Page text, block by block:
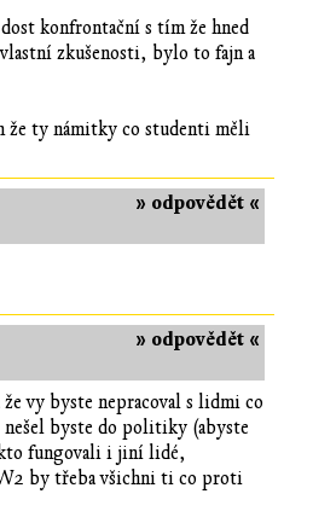
konfrontační s tím že hned
zkušenosti, bylo to fajn a
že ty námitky co studenti měli
» odpovědět «
» odpovědět «
vy byste nepracoval s lidmi co
byste do politiky (abyste
fungovali i jiní lidé,
by třeba všichni ti co proti